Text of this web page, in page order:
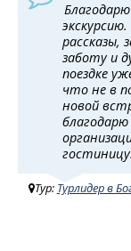
рассказы,
заботу и
поездке
что не в
новой
благодарю
Тур: Турлидер в